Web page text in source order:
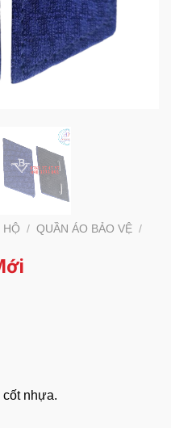
HỘ / QUẦN ÁO BẢO VỆ /
cốt nhựa.